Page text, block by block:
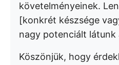
követelményeinek.
[konkrét készsége
nagy potenciált látunk
Köszönjük, hogy